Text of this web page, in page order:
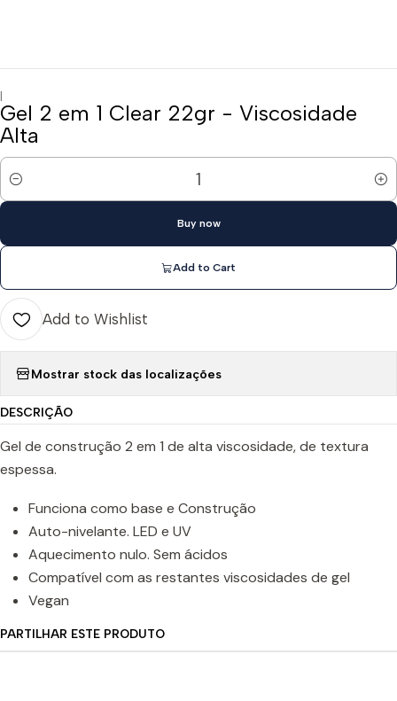
|
Gel 2 em 1 Clear 22gr - Viscosidade
Alta
Quantity
Add to Cart
Buy now
Add to Wishlist
Mostrar stock das localizações
DESCRIÇÃO
Gel de construção 2 em 1 de alta viscosidade, de textura
espessa.
Funciona como base e Construção
Auto-nivelante. LED e UV
Aquecimento nulo. Sem ácidos
Compatível com as restantes viscosidades de gel
Vegan
PARTILHAR ESTE PRODUTO